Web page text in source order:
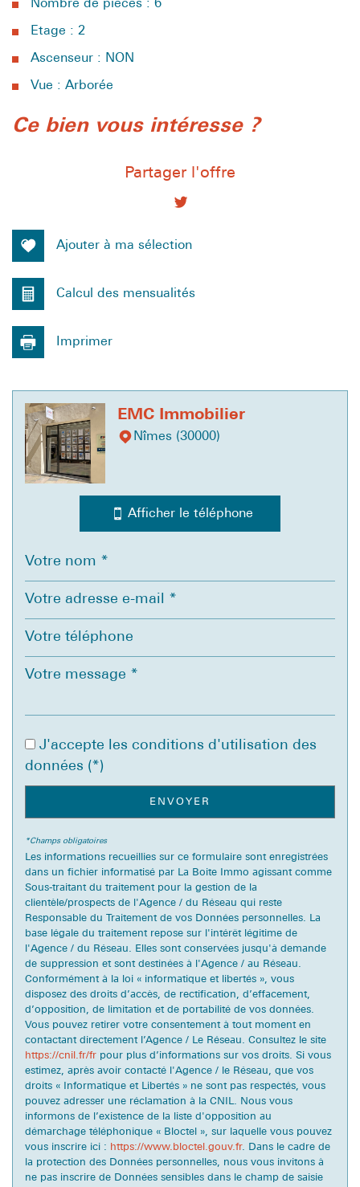
Nombre de pièces : 6
Etage : 2
Ascenseur : NON
Vue : Arborée
la ville de nîmes (30000)
Bar
Cinéma
Collège
École maternelle
Lycée
Bureau de poste
Mairie
statistiques
Nombre d'habitants 146 710
Taxe habitation
Taxe foncière 31,05 %
Habitants de moins de 25 ans
Habitants de 25 à 55 ans 36,78 %
Habitants de plus de 55 ans 31,10 %
Nombre d'enfants par famille
Familles sans enfant 46,18 %
Familles avec 1 ou 2 enfants
Maisons 30,42 %
Appartements 69,58 %
Familles avec 3 enfants
ce bien vous intéresse ?
Partager l'offre
Ajouter à ma sélection
Calcul des mensualités
Imprimer
EMC Immobilier
Nîmes (30000)
Afficher le téléphone
J'accepte les conditions d'utilisation des
données (*)
ENVOYER
*Champs obligatoires
Les informations recueillies sur ce formulaire sont enregistrées
dans un fichier informatisé par La Boite Immo agissant comme
Sous-traitant du traitement pour la gestion de la
clientèle/prospects de l'Agence / du Réseau qui reste
Responsable du Traitement de vos Données personnelles. La
base légale du traitement repose sur l'intérêt légitime de
l'Agence / du Réseau. Elles sont conservées jusqu'à demande
de suppression et sont destinées à l'Agence / au Réseau.
Conformément à la loi « informatique et libertés », vous
disposez des droits d’accès, de rectification, d’effacement,
d’opposition, de limitation et de portabilité de vos données.
Vous pouvez retirer votre consentement à tout moment en
contactant directement l’Agence / Le Réseau. Consultez le site
https://cnil.fr/fr pour plus d’informations sur vos droits. Si vous
estimez, après avoir contacté l'Agence / le Réseau, que vos
droits « Informatique et Libertés » ne sont pas respectés, vous
pouvez adresser une réclamation à la CNIL. Nous vous
informons de l’existence de la liste d'opposition au
démarchage téléphonique « Bloctel », sur laquelle vous pouvez
vous inscrire ici : https://www.bloctel.gouv.fr. Dans le cadre de
la protection des Données personnelles, nous vous invitons à
ne pas inscrire de Données sensibles dans le champ de saisie